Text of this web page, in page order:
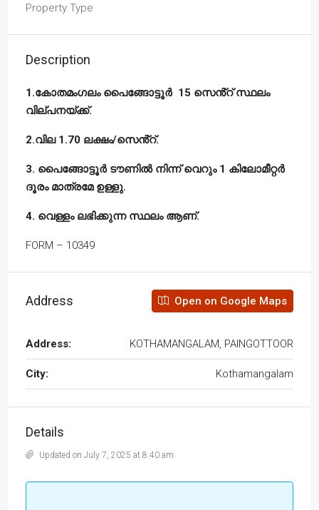
Property Type
Description
1.കോതമംഗലം പൈങ്ങോട്ടൂർ 15 സെൻ്റ് സ്ഥലം
വില്പനയ്ക്ക്.
2.വില 1.70 ലക്ഷം/സെൻ്റ്.
3. പൈങ്ങോട്ടൂർ ടൗണിൽ നിന്ന് വെറും 1 കിലോമീറ്റർ
ദൂരം മാത്രമേ ഉള്ളു.
4. വെള്ളം ലഭിക്കുന്ന സ്ഥലം ആണ്.
FORM – 10349
Address Open on Google Maps
Address: KOTHAMANGALAM, PAINGOTTOOR
City: Kothamangalam
Details
Updated on July 7, 2025 at 8:40 am